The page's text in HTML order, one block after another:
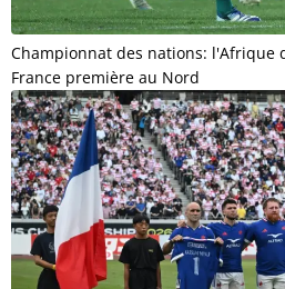
Championnat des nations: l'Afrique
France première au Nord